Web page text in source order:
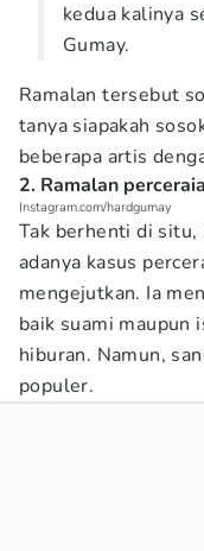
kedua kalinya
Gumay.
Ramalan tersebut
tanya siapakah
beberapa artis
2. Ramalan
Instagram.com/hardgumay
Tak berhenti di situ,
adanya kasus
mengejutkan. Ia
baik suami maupun
hiburan. Namun,
populer.